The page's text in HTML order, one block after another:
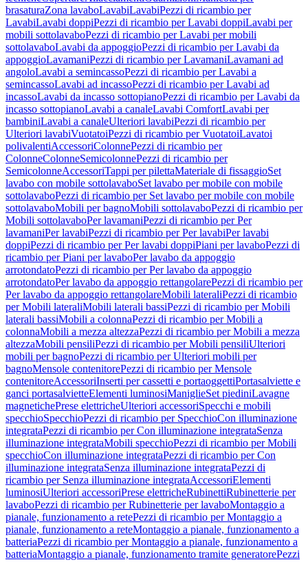
brasaturaZona lavaboLavabiLavabiPezzi di ricambio per
LavabiLavabi doppiPezzi di ricambio per Lavabi doppiLavabi per
mobili sottolavaboPezzi di ricambio per Lavabi per mobili
sottolavaboLavabi da appoggioPezzi di ricambio per Lavabi da
appoggioLavamaniPezzi di ricambio per LavamaniLavamani ad
angoloLavabi a semincassoPezzi di ricambio per Lavabi a
semincassoLavabi ad incassoPezzi di ricambio per Lavabi ad
incassoLavabi da incasso sottopianoPezzi di ricambio per Lavabi da
incasso sottopianoLavabi a canaleLavabi ComfortLavabi per
bambiniLavabi a canaleUlteriori lavabiPezzi di ricambio per
Ulteriori lavabiVuotatoiPezzi di ricambio per VuotatoiLavatoi
polivalentiAccessoriColonnePezzi di ricambio per
ColonneColonneSemicolonnePezzi di ricambio per
SemicolonneAccessoriTappi per pilettaMateriale di fissaggioSet
lavabo con mobile sottolavaboSet lavabo per mobile con mobile
sottolavaboPezzi di ricambio per Set lavabo per mobile con mobile
sottolavaboMobili per bagnoMobili sottolavaboPezzi di ricambio per
Mobili sottolavaboPer lavamaniPezzi di ricambio per Per
lavamaniPer lavabiPezzi di ricambio per Per lavabiPer lavabi
doppiPezzi di ricambio per Per lavabi doppiPiani per lavaboPezzi di
ricambio per Piani per lavaboPer lavabo da appoggio
arrotondatoPezzi di ricambio per Per lavabo da appoggio
arrotondatoPer lavabo da appoggio rettangolarePezzi di ricambio per
Per lavabo da appoggio rettangolareMobili lateraliPezzi di ricambio
per Mobili lateraliMobili laterali bassiPezzi di ricambio per Mobili
laterali bassiMobili a colonnaPezzi di ricambio per Mobili a
colonnaMobili a mezza altezzaPezzi di ricambio per Mobili a mezza
altezzaMobili pensiliPezzi di ricambio per Mobili pensiliUlteriori
mobili per bagnoPezzi di ricambio per Ulteriori mobili per
bagnoMensole contenitorePezzi di ricambio per Mensole
contenitoreAccessoriInserti per cassetti e portaoggettiPortasalviette e
ganci portasalvietteElementi luminosiManiglieSet piediniLavagne
magnetichePrese elettricheUlteriori accessoriSpecchi e mobili
specchioSpecchioPezzi di ricambio per SpecchioCon illuminazione
integrataPezzi di ricambio per Con illuminazione integrataSenza
illuminazione integrataMobili specchioPezzi di ricambio per Mobili
specchioCon illuminazione integrataPezzi di ricambio per Con
illuminazione integrataSenza illuminazione integrataPezzi di
ricambio per Senza illuminazione integrataAccessoriElementi
luminosiUlteriori accessoriPrese elettricheRubinettiRubinetterie per
lavaboPezzi di ricambio per Rubinetterie per lavaboMontaggio a
pianale, funzionamento a retePezzi di ricambio per Montaggio a
pianale, funzionamento a reteMontaggio a pianale, funzionamento a
batteriaPezzi di ricambio per Montaggio a pianale, funzionamento a
batteriaMontaggio a pianale, funzionamento tramite generatorePezzi